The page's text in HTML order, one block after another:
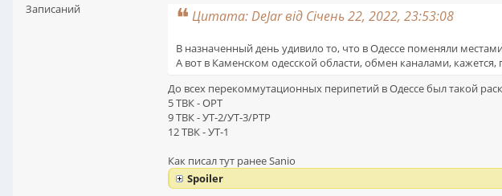
Записаний
Цитата: DeJar від Січень 22, 2022, 23:53:08
В назначенный день удивило то, что в Одессе поменяли
А вот в Каменском одесской области, обмен каналами,
До всех перекоммутационных перипетий в Одессе был такой
5 ТВК - ОРТ
9 ТВК - УТ-2/УТ-3/РТР
12 ТВК - УТ-1
Как писал тут ранее Sanio
Spoiler